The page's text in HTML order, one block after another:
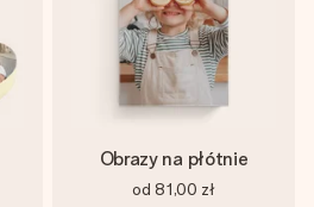
Obrazy na płótnie
od 81,00 zł